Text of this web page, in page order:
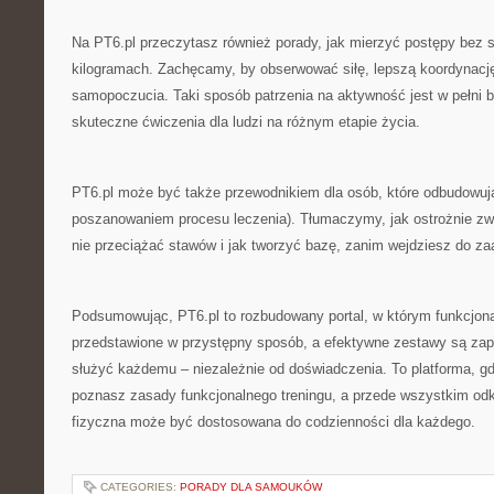
Na PT6.pl przeczytasz również porady, jak mierzyć postępy bez
kilogramach. Zachęcamy, by obserwować siłę, lepszą
samopoczucia. Taki sposób patrzenia na aktywność jest w pełni
skuteczne ćwiczenia dla ludzi na różnym etapie życia.
PT6.pl może być także przewodnikiem dla osób, które
poszanowaniem procesu leczenia). Tłumaczymy, jak ostrożnie
nie przeciążać stawów i jak tworzyć bazę, zanim wejdziesz do
Podsumowując, PT6.pl to rozbudowany portal, w którym
przedstawione w przystępny sposób, a efektywne zestawy są
służyć każdemu – niezależnie od doświadczenia. To platforma,
poznasz zasady funkcjonalnego treningu, a przede wszystkim
fizyczna może być dostosowana do codzienności dla każdego.
CATEGORIES: PORADY DLA SAMOUKÓW